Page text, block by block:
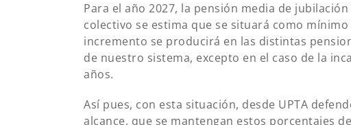
Para el año 2027, la pensión media de
colectivo se estima que se situará como
incremento se producirá en las distintas
de nuestro sistema, excepto en el caso de la
años.
Así pues, con esta situación, desde UPTA
alcance, que se mantengan estos porcentajes